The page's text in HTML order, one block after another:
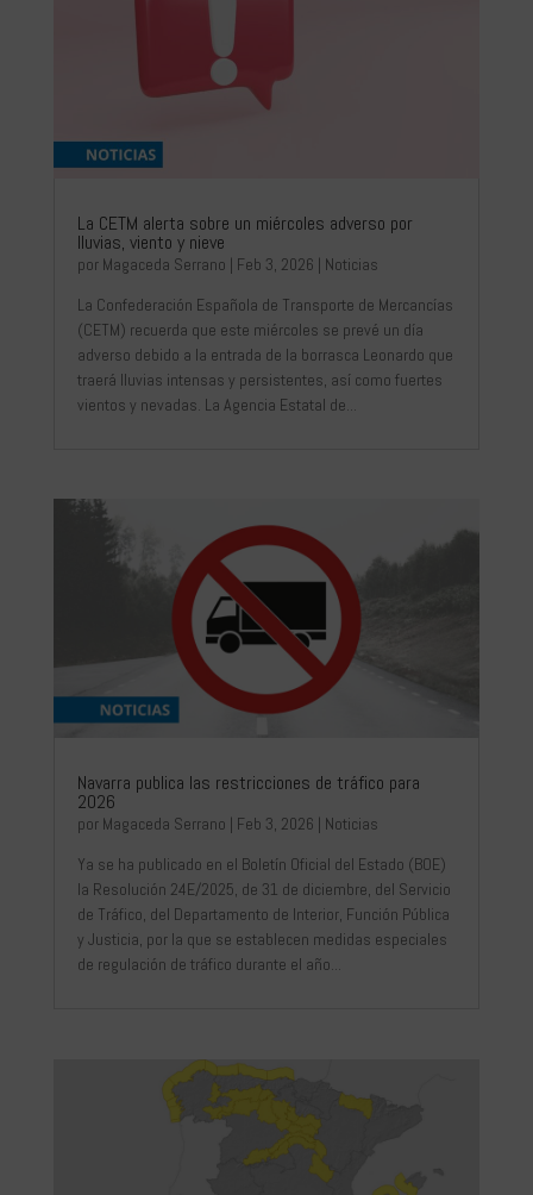
La CETM alerta sobre un miércoles adverso por
lluvias, viento y nieve
por Magaceda Serrano | Feb 3, 2026 | Noticias
La Confederación Española de Transporte de Mercancías
(CETM) recuerda que este miércoles se prevé un día
adverso debido a la entrada de la borrasca Leonardo que
traerá lluvias intensas y persistentes, así como fuertes
vientos y nevadas. La Agencia Estatal de...
Navarra publica las restricciones de tráfico para
2026
por Magaceda Serrano Feb 3, 2026
Noticias
Ya se ha publicado en el Boletín Oficial del Estado (BOE)
la Resolución 24E/2025, de 31 de diciembre, del Servicio
de Tráfico, del Departamento de Interior, Función Pública
y Justicia, por la que se establecen medidas especiales
de regulación de tráfico durante el año...